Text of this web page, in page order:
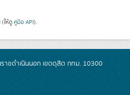
(ให้ดู คู่มือ API).
าชดำเนินนอก เขตดุสิต กทม. 10300